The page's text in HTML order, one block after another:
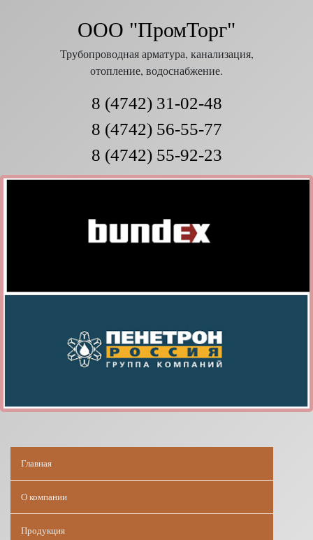
ООО "ПромТорг"
Трубопроводная арматура, канализация,
отопление, водоснабжение.
8 (4742) 31-02-48
8 (4742) 56-55-77
8 (4742) 55-92-23
Главная
О компании
Продукция